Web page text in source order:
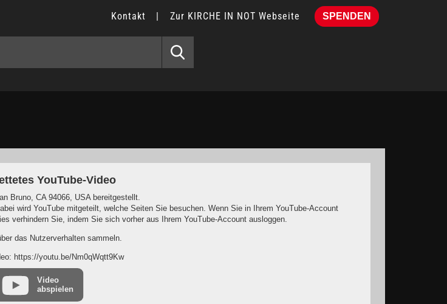
Kontakt | Zur KIRCHE IN NOT Webseite SPENDEN
YouTube-Video
Bruno, CA 94066, USA bereitgestellt.
wird YouTube mitgeteilt, welche Seiten Sie besuchen. Wenn Sie in Ihrem YouTube-Account
verhindern Sie, indem Sie sich vorher aus Ihrem YouTube-Account ausloggen.
das Nutzerverhalten sammeln.
auch beim Anschauen von YouTube-Videos mit keinen solchen Cookies rechnen müssen.
ab. Möchten Sie dies verhindern, so müssen Sie das Speichern von Cookies im Browser
des Anbieters unter:
https://youtu.be/Nm0qWqtt9Kw
Video
abspielen